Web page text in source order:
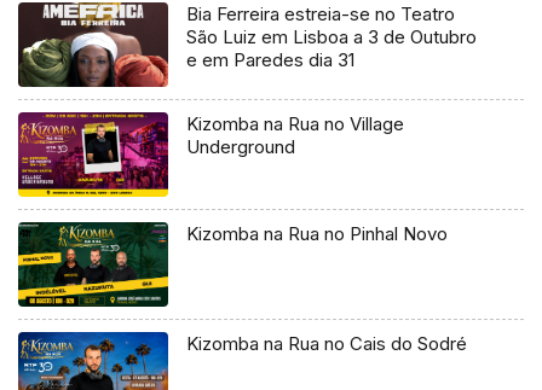
Bia Ferreira estreia-se no Teatro
São Luiz em Lisboa a 3 de Outubro
e em Paredes dia 31
Kizomba na Rua no Village
Underground
Kizomba na Rua no Pinhal Novo
Kizomba na Rua no Cais do Sodré